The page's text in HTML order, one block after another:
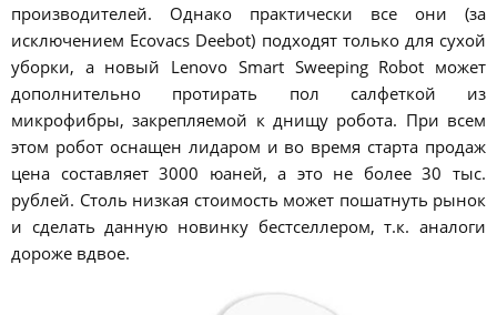
производителей. Однако практически все они (за
исключением Ecovacs Deebot) подходят только для сухой
уборки, а новый Lenovo Smart Sweeping Robot может
дополнительно протирать пол салфеткой из
микрофибры, закрепляемой к днищу робота. При всем
этом робот оснащен лидаром и во время старта продаж
цена составляет 3000 юаней, а это не более 30 тыс.
рублей. Столь низкая стоимость может пошатнуть рынок
и сделать данную новинку бестселлером, т.к. аналоги
дороже вдвое.